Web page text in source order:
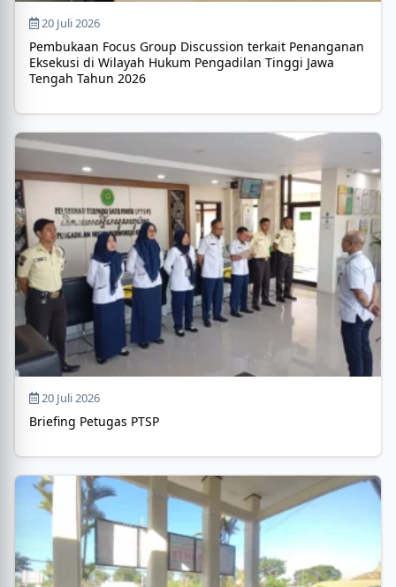
20 Juli 2026
Pembukaan Focus Group Discussion terkait Penanganan
Eksekusi di Wilayah Hukum Pengadilan Tinggi Jawa
Tengah Tahun 2026
20 Juli 2026
Briefing Petugas PTSP